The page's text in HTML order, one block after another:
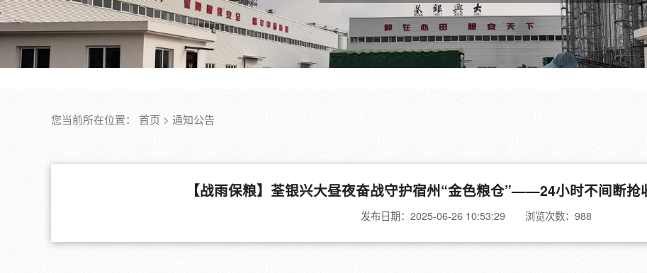
您当前所在位置： 首页 > 通知公告
【战雨保粮】荃银兴大昼夜奋战守护宿州“金色粮仓”——24小时不间断
发布日期：2025-06-26 10:53:29 浏览次数： 988